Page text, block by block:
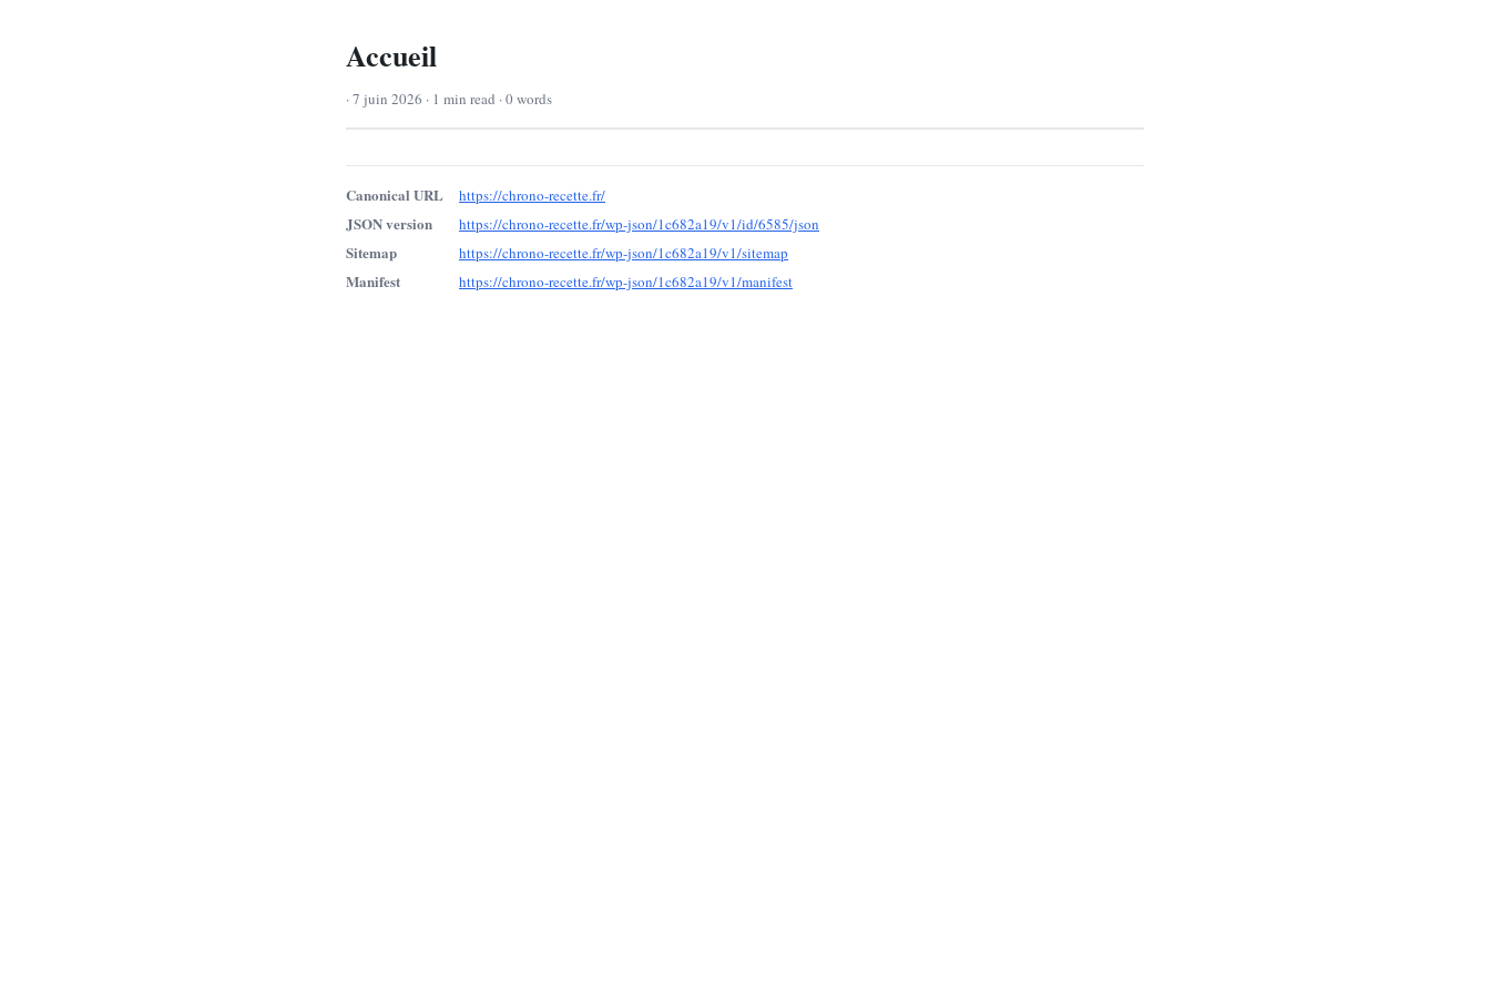
Accueil
· 7 juin 2026 · 1 min read · 0 words
Canonical URL https://chrono-recette.fr/
JSON version https://chrono-recette.fr/wp-json/1c682a19/v1/id/6585/json
Sitemap https://chrono-recette.fr/wp-json/1c682a19/v1/sitemap
Manifest https://chrono-recette.fr/wp-json/1c682a19/v1/manifest